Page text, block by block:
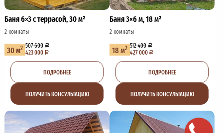
Баня 6×3 с террасой, 30 м²
2 комнаты
30 м2 507 600
423 000
ПОДРОБНЕЕ
ПОЛУЧИТЬ КОНСУЛЬТАЦИЮ
Баня 3×6 м, 18 м²
2 комнаты
18 м2 512 400
427 000
ПОДРОБНЕЕ
ПОЛУЧИТЬ КОНСУЛЬТАЦИЮ